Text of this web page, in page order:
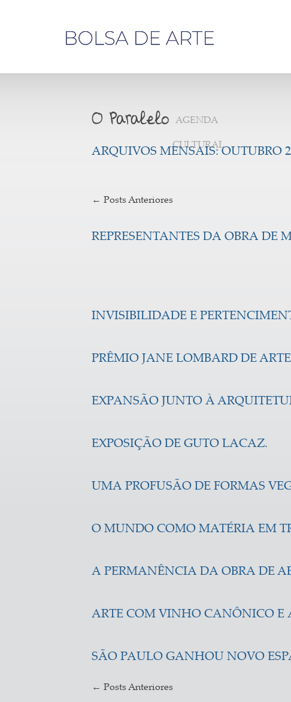
AGENDA
CULTURAL
ARQUIVOS MENSAIS: OUTUBRO
← Posts Anteriores
REPRESENTANTES DA OBRA DE
INVISIBILIDADE E
PRÊMIO JANE LOMBARD DE
EXPANSÃO JUNTO À
EXPOSIÇÃO DE GUTO LACAZ.
UMA PROFUSÃO DE FORMAS
O MUNDO COMO MATÉRIA EM
A PERMANÊNCIA DA OBRA DE
ARTE COM VINHO CANÔNICO E
SÃO PAULO GANHOU NOVO
← Posts Anteriores